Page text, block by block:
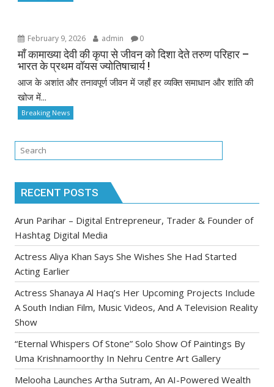
February 9, 2026 admin 0
माँ कामाख्या देवी की कृपा से जीवन को दिशा देते तरुण परिहार –
भारत के प्रथम वॉयस ज्योतिषाचार्य !
आज के अशांत और तनावपूर्ण जीवन में जहाँ हर व्यक्ति समाधान और शांति की
खोज में...
Breaking News
RECENT POSTS
Arun Parihar – Digital Entrepreneur, Trader & Founder of
Hashtag Digital Media
Actress Aliya Khan Says She Wishes She Had Started
Acting Earlier
Actress Shanaya Al Haq’s Her Upcoming Projects Include
A South Indian Film, Music Videos, And A Television Reality
Show
“Eternal Whispers Of Stone” Solo Show Of Paintings By
Uma Krishnamoorthy In Nehru Centre Art Gallery
Melooha Launches Artha Sutram, An AI-Powered Wealth